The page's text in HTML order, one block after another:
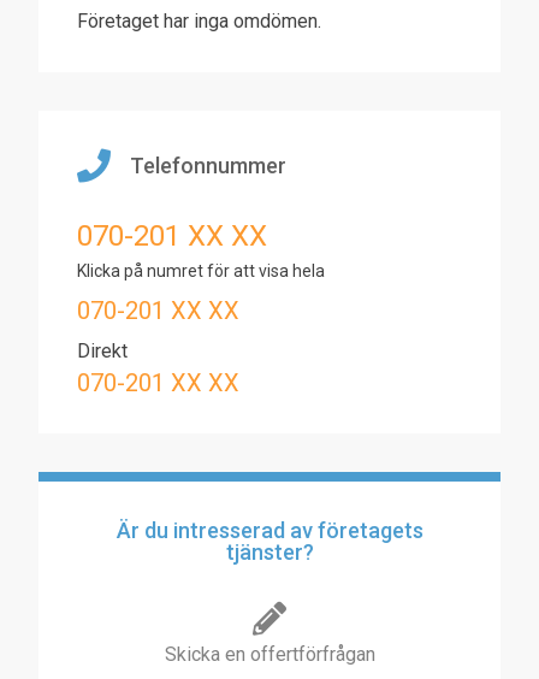
Företaget har inga omdömen.
Telefonnummer
070-201 XX XX
Klicka på numret för att visa hela
070-201 XX XX
Direkt
070-201 XX XX
Är du intresserad av företagets
tjänster?
Skicka en offertförfrågan